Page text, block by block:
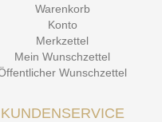
Warenkorb
Konto
Merkzettel
Mein Wunschzettel
Wunschzettel
KUNDENSERVICE